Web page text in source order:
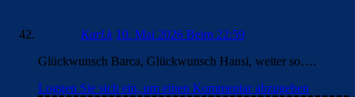
Karl.k 10. Mai 2026 Beim 22:59
Glückwunsch Barca, Glückwunsch Hansi, weiter so….
Loggen Sie sich ein, um einen Kommentar abzugeben